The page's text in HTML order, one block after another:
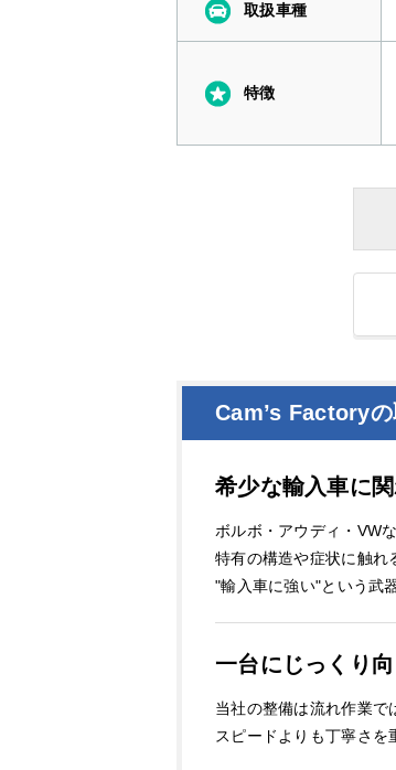
取扱車種
特徴
Cam’s Factory
希少な輸入車に
ボルボ・アウディ・VW
特有の構造や症状に触れ
"輸入車に強い"という武
一台にじっくり
当社の整備は流れ作業で
スピードよりも丁寧さを